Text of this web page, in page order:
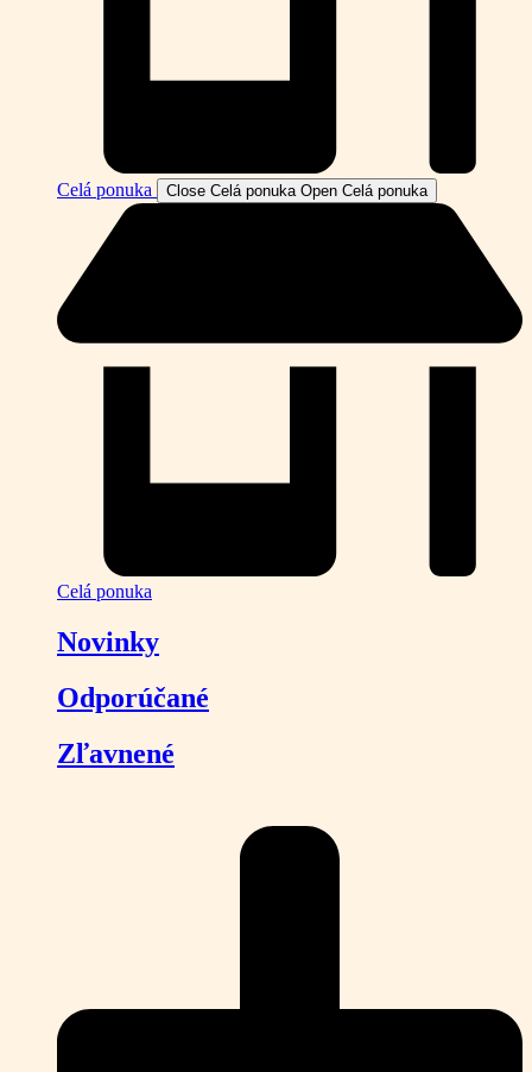
Celá ponuka Close Celá ponuka Open Celá ponuka
Celá ponuka
Novinky
Odporúčané
Zľavnené